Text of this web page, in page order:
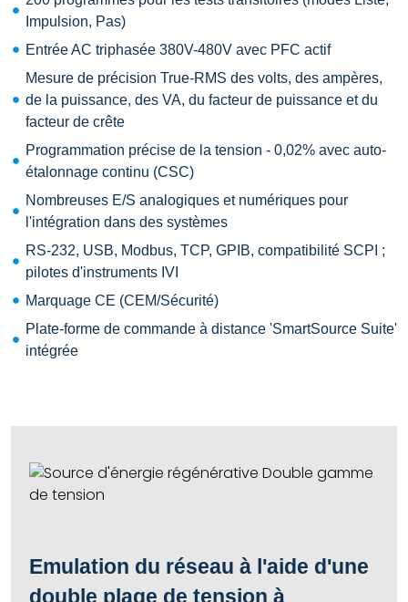
Impulsion, Pas)
Entrée AC triphasée 380V-480V avec PFC actif
Mesure de précision True-RMS des volts, des ampères,
de la puissance, des VA, du facteur de puissance et du
facteur de crête
Programmation précise de la tension - 0,02% avec auto-
étalonnage continu (CSC)
Nombreuses E/S analogiques et numériques pour
l'intégration dans des systèmes
RS-232, USB, Modbus, TCP, GPIB, compatibilité SCPI ;
pilotes d'instruments IVI
Marquage CE (CEM/Sécurité)
Plate-forme de commande à distance 'SmartSource Suite'
intégrée
Emulation du réseau à l'aide d'une
double plage de tension à